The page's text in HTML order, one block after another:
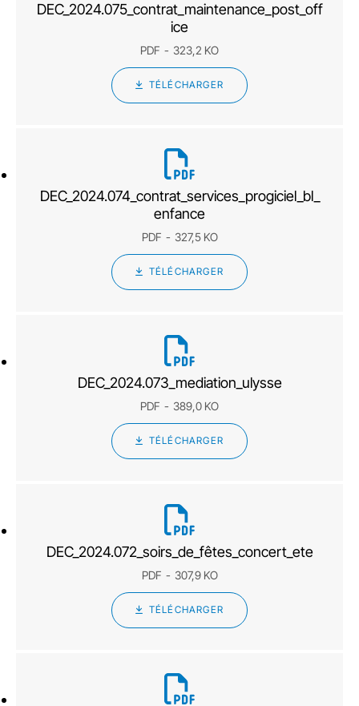
DEC_2024.075_contrat_maintenance_post_off
ice
PDF 323,2 KO
TÉLÉCHARGER
DEC_2024.074_contrat_services_progiciel_bl_
enfance
PDF 327,5 KO
TÉLÉCHARGER
DEC_2024.073_mediation_ulysse
PDF 389,0 KO
TÉLÉCHARGER
DEC_2024.072_soirs_de_fêtes_concert_ete
PDF 307,9 KO
TÉLÉCHARGER